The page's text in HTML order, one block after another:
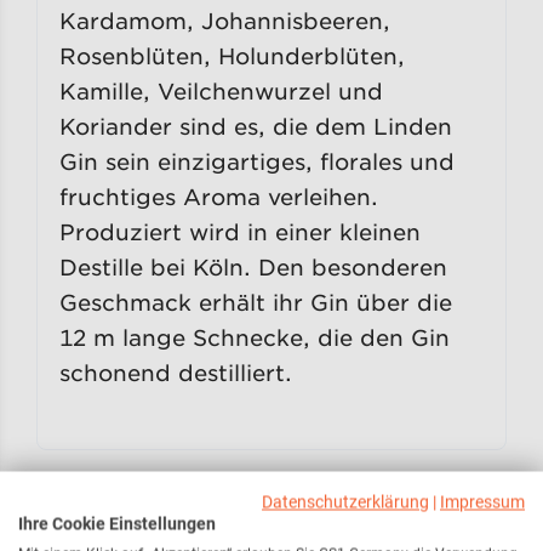
Kardamom, Johannisbeeren,
Rosenblüten, Holunderblüten,
Kamille, Veilchenwurzel und
Koriander sind es, die dem Linden
Gin sein einzigartiges, florales und
fruchtiges Aroma verleihen.
Produziert wird in einer kleinen
Destille bei Köln. Den besonderen
Geschmack erhält ihr Gin über die
12 m lange Schnecke, die den Gin
schonend destilliert.
Datenschutzerklärung | Impressum
Ihre Cookie Einstellungen